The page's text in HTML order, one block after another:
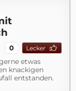
0 Lecker
etwas
knackigen
entstanden.